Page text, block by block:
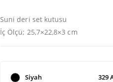
Suni deri set kutusu
İç Ölçü; 25,7×22,8×3 cm
Siyah 329